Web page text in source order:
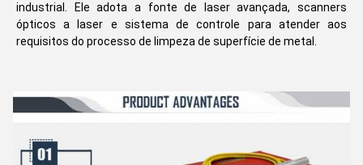
industrial. Ele adota a fonte de laser avançada, scanners
ópticos a laser e sistema de controle para atender aos
requisitos do processo de limpeza de superfície de metal.